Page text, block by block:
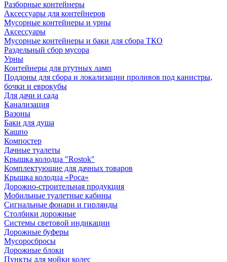
Разборные контейнеры
Аксессуары для контейнеров
Мусорные контейнеры и урны
Аксессуары
Мусорные контейнеры и баки для сбора ТКО
Раздельный сбор мусора
Урны
Контейнеры для ртутных ламп
Поддоны для сбора и локализации проливов под канистры,
бочки и еврокубы
Для дачи и сада
Канализация
Вазоны
Баки для душа
Кашпо
Компостер
Дачные туалеты
Крышка колодца "Rostok"
Комплектующие для дачных товаров
Крышка колодца «Роса»
Дорожно-строительная продукция
Мобильные туалетные кабины
Сигнальные фонари и гирлянды
Столбики дорожные
Системы световой индикации
Дорожные буферы
Мусоросбросы
Дорожные блоки
Пункты для мойки колес